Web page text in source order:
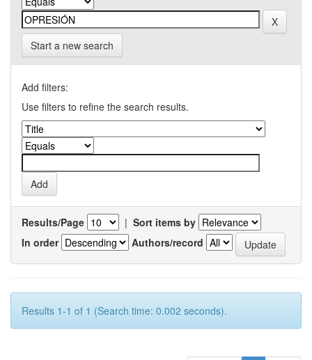
Start a new search
Add filters:
Use filters to refine the search results.
Results/Page | Sort items by
In order
Authors/record
Results 1-1 of 1 (Search time: 0.002 seconds).